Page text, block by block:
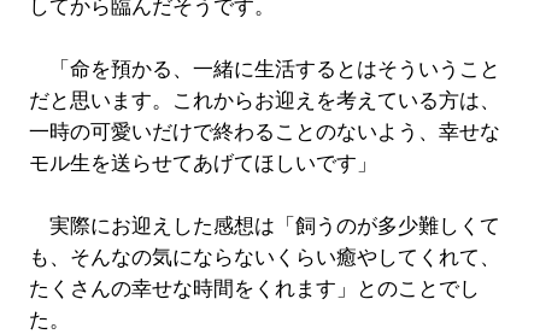
してから臨んだそうです。
「命を預かる、一緒に生活するとはそういうこと
だと思います。これからお迎えを考えている方は、
一時の可愛いだけで終わることのないよう、幸せな
モル生を送らせてあげてほしいです」
実際にお迎えした感想は「飼うのが多少難しくて
も、そんなの気にならないくらい癒やしてくれて、
たくさんの幸せな時間をくれます」とのことでし
た。